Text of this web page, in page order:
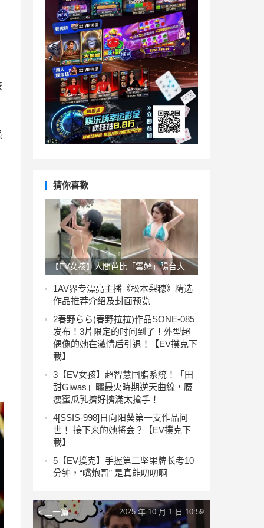
猜你喜歡
【EV女孩】人間芭比「雲嫣」陽台大
膽解放側乳 曬大片美背好犯規！
1AV界专漂亮主播《松本梨穂》精选
作品推荐介绍及封面预览
2春野らら(春野拉拉)作品SONE-085
发布！3片限定的时间到了！外型超
偶像的她在激情后引退！【EV撲克下
載】
3 【EV女孩】超智慧囤脂系統！「田
甜Giwas」曬最火時期逆天曲線，腰
瘦蜜瓜乳擠好擠滿太搶手！
4[SSIS-998]日向阳葵第一支作品问
世！ 接下来的她将会？【EV撲克下
載】
5 【EV撲克】手握第二坚果牌长考10
分钟，“嘴炮哥” 是真能叨叨啊
上一篇 2025 年 10 月 1 日 10:59